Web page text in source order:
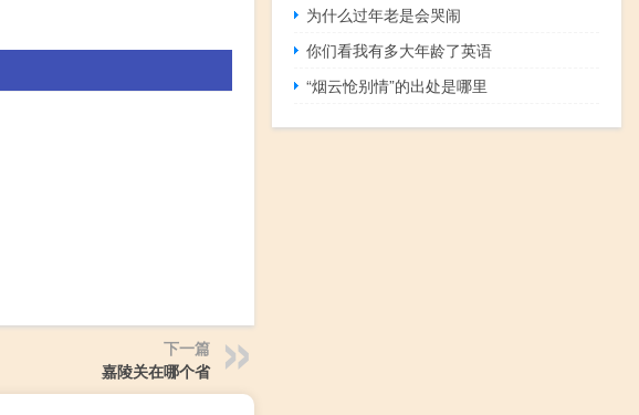
下一篇
嘉陵关在哪个省
为什么过年老是会哭闹
你们看我有多大年龄了英语
“烟云怆别情”的出处是哪里